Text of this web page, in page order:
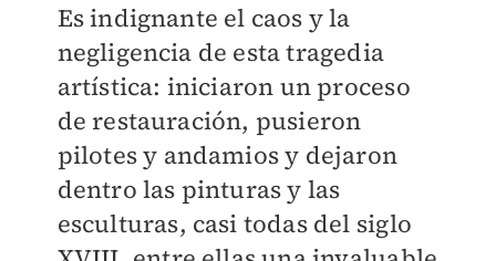
Es indignante el caos y la
negligencia de esta tragedia
artística: iniciaron un proceso
de restauración, pusieron
pilotes y andamios y dejaron
dentro las pinturas y las
esculturas, casi todas del siglo